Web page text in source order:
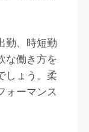
勤、時短勤
な働き方を
しょう。柔
ォーマンス